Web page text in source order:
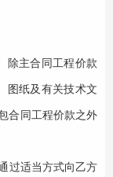
除主合同工程价款
图纸及有关技术文
合同工程价款之外
过适当方式向乙方